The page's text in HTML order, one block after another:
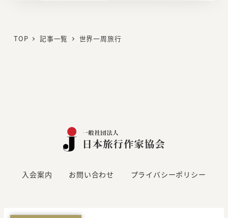
TOP 記事一覧 世界一周旅行
入会案内 お問い合わせ プライバシーポリシー